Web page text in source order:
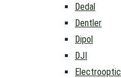
Dedal
Dentler
Dipol
DJI
Electrooptic